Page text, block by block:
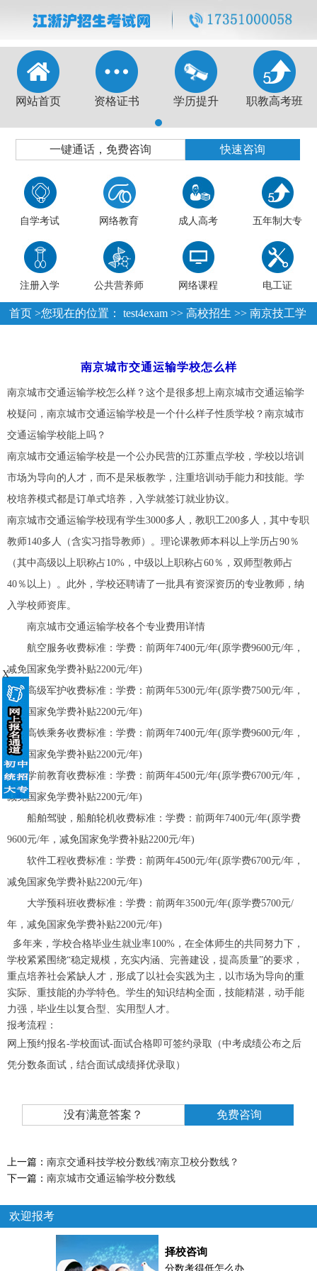
X
1
网站首页 资格证书 学历提升 职教高考班
一键通话，免费咨询 快速咨询
自学考试 网络教育 成人高考 五年制大专
注册入学 公共营养师 网络课程 电工证
首页 >您现在的位置： test4exam >> 高校招生 >> 南京技工学
南京城市交通运输学校怎么样
南京城市交通运输学校怎么样？这个是很多想上南京城市交通运输学
校疑问，南京城市交通运输学校是一个什么样子性质学校？南京城市
交通运输学校能上吗？
南京城市交通运输学校是一个公办民营的江苏重点学校，学校以培训
市场为导向的人才，而不是呆板教学，注重培训动手能力和技能。学
校培养模式都是订单式培养，入学就签订就业协议。
南京城市交通运输学校现有学生3000多人，教职工200多人，其中专职
教师140多人（含实习指导教师）。理论课教师本科以上学历占90％
（其中高级以上职称占10%，中级以上职称占60％，双师型教师占
40％以上）。此外，学校还聘请了一批具有资深资历的专业教师，纳
入学校师资库。
南京城市交通运输学校各个专业费用详情
航空服务收费标准：学费：前两年7400元/年(原学费9600元/年，
减免国家免学费补贴2200元/年)
高级军护收费标准：学费：前两年5300元/年(原学费7500元/年，
减免国家免学费补贴2200元/年)
高铁乘务收费标准：学费：前两年7400元/年(原学费9600元/年，
减免国家免学费补贴2200元/年)
学前教育收费标准：学费：前两年4500元/年(原学费6700元/年，
减免国家免学费补贴2200元/年)
船舶驾驶，船舶轮机收费标准：学费：前两年7400元/年(原学费
9600元/年，减免国家免学费补贴2200元/年)
软件工程收费标准：学费：前两年4500元/年(原学费6700元/年，
减免国家免学费补贴2200元/年)
大学预科班收费标准：学费：前两年3500元/年(原学费5700元/
年，减免国家免学费补贴2200元/年)
多年来，学校合格毕业生就业率100%，在全体师生的共同努力下，
学校紧紧围绕“稳定规模，充实内涵、完善建设，提高质量”的要求，
重点培养社会紧缺人才，形成了以社会实践为主，以市场为导向的重
实际、重技能的办学特色。学生的知识结构全面，技能精湛，动手能
力强，毕业生以复合型、实用型人才。
报考流程：
网上预约报名-学校面试-面试合格即可签约录取（中考成绩公布之后
凭分数条面试，结合面试成绩择优录取）
没有满意答案？ 免费咨询
上一篇： 南京交通科技学校分数线?南京卫校分数线？
下一篇： 南京城市交通运输学校分数线
欢迎报考
择校咨询
分数考得低怎么办